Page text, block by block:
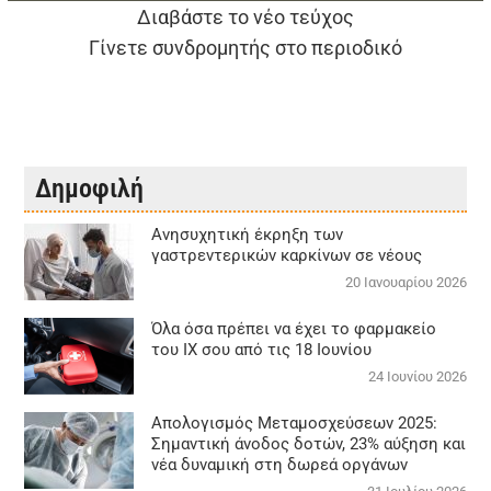
Διαβάστε το νέο τεύχος
Γίνετε συνδρομητής στο περιοδικό
Δημοφιλή
Aνησυχητική έκρηξη των
γαστρεντερικών καρκίνων σε νέους
20 Ιανουαρίου 2026
Όλα όσα πρέπει να έχει το φαρμακείο
του ΙΧ σου από τις 18 Ιουνίου
24 Ιουνίου 2026
Απολογισμός Μεταμοσχεύσεων 2025:
Σημαντική άνοδος δοτών, 23% αύξηση και
νέα δυναμική στη δωρεά οργάνων